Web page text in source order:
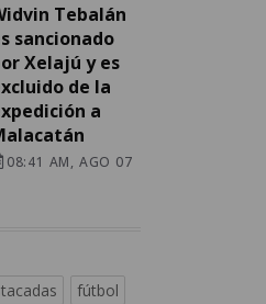
Tebalán
sancionado
Xelajú y es
de la
a
08:41 AM, AGO 07
fútbol